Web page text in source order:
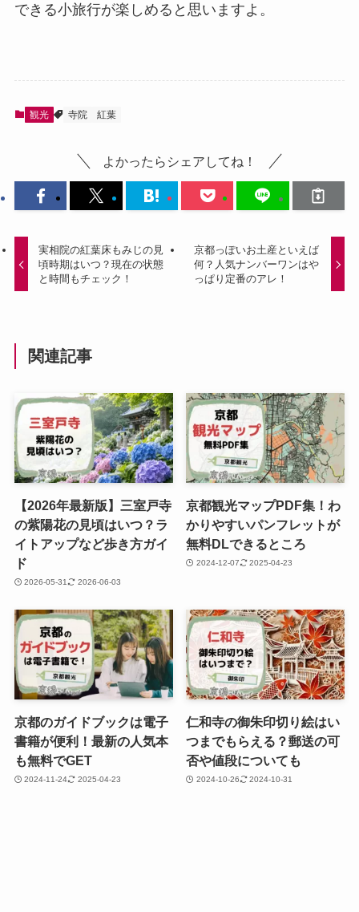
できる小旅行が楽しめると思いますよ。
観光 寺院 紅葉
よかったらシェアしてね！
実相院の紅葉床もみじの見
頃時期はいつ？現在の状態
と時間もチェック！
京都っぽいお土産といえば
何？人気ナンバーワンはや
っぱり定番のアレ！
関連記事
【2026年最新版】三室戸寺
の紫陽花の見頃はいつ？ラ
イトアップなど歩き方ガイ
ド
2026-05-31 2026-06-03
京都観光マップPDF集！わ
かりやすいパンフレットが
無料DLできるところ
2024-12-07 2025-04-23
京都のガイドブックは電子
書籍が便利！最新の人気本
も無料でGET
2024-11-24 2025-04-23
仁和寺の御朱印切り絵はい
つまでもらえる？郵送の可
否や値段についても
2024-10-26 2024-10-31